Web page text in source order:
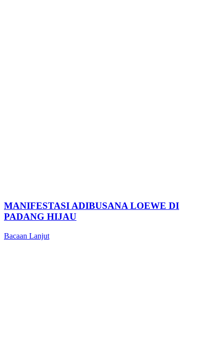
MANIFESTASI ADIBUSANA LOEWE DI
PADANG HIJAU
Bacaan Lanjut